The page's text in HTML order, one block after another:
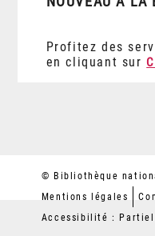
Profitez des
en cliquant sur
© Bibliothèque
Mentions légales
Accessibilité :